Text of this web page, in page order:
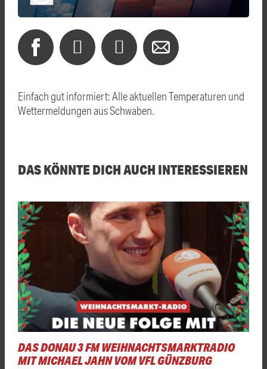
Einfach gut informiert: Alle aktuellen Temperaturen und
Wettermeldungen aus Schwaben.
DAS KÖNNTE DICH AUCH INTERESSIEREN
DAS DONAU 3 FM WEIHNACHTSMARKTRADIO
MIT MICHAEL JAHN VOM VFL GÜNZBURG